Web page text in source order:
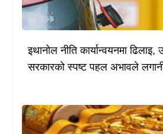
इथानोल नीति कार्यान्वयनमा ढिलाइ,
सरकारको स्पष्ट पहल अभावले लगानी